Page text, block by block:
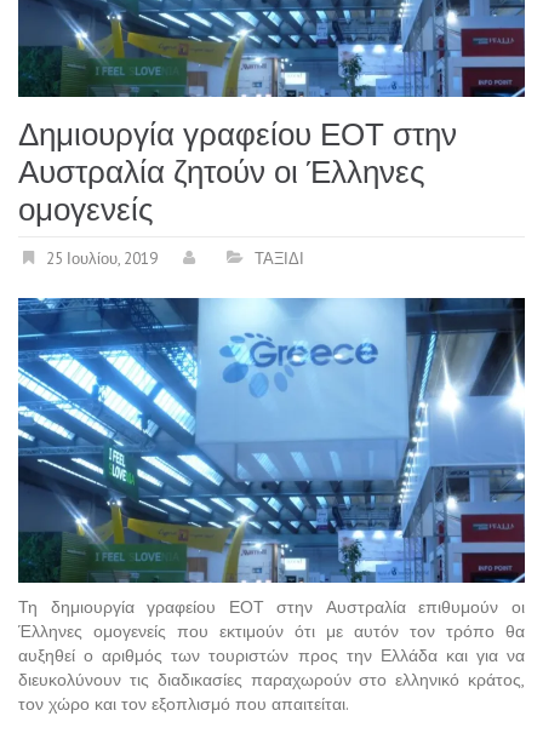
Δημιουργία γραφείου ΕΟΤ στην
Αυστραλία ζητούν οι Έλληνες
ομογενείς
25 Ιουλίου, 2019 ΤΑΞΙΔΙ
Τη δημιουργία γραφείου ΕΟΤ στην Αυστραλία επιθυμούν οι
Έλληνες ομογενείς που εκτιμούν ότι με αυτόν τον τρόπο θα
αυξηθεί ο αριθμός των τουριστών προς την Ελλάδα και για να
διευκολύνουν τις διαδικασίες παραχωρούν στο ελληνικό κράτος,
τον χώρο και τον εξοπλισμό που απαιτείται.